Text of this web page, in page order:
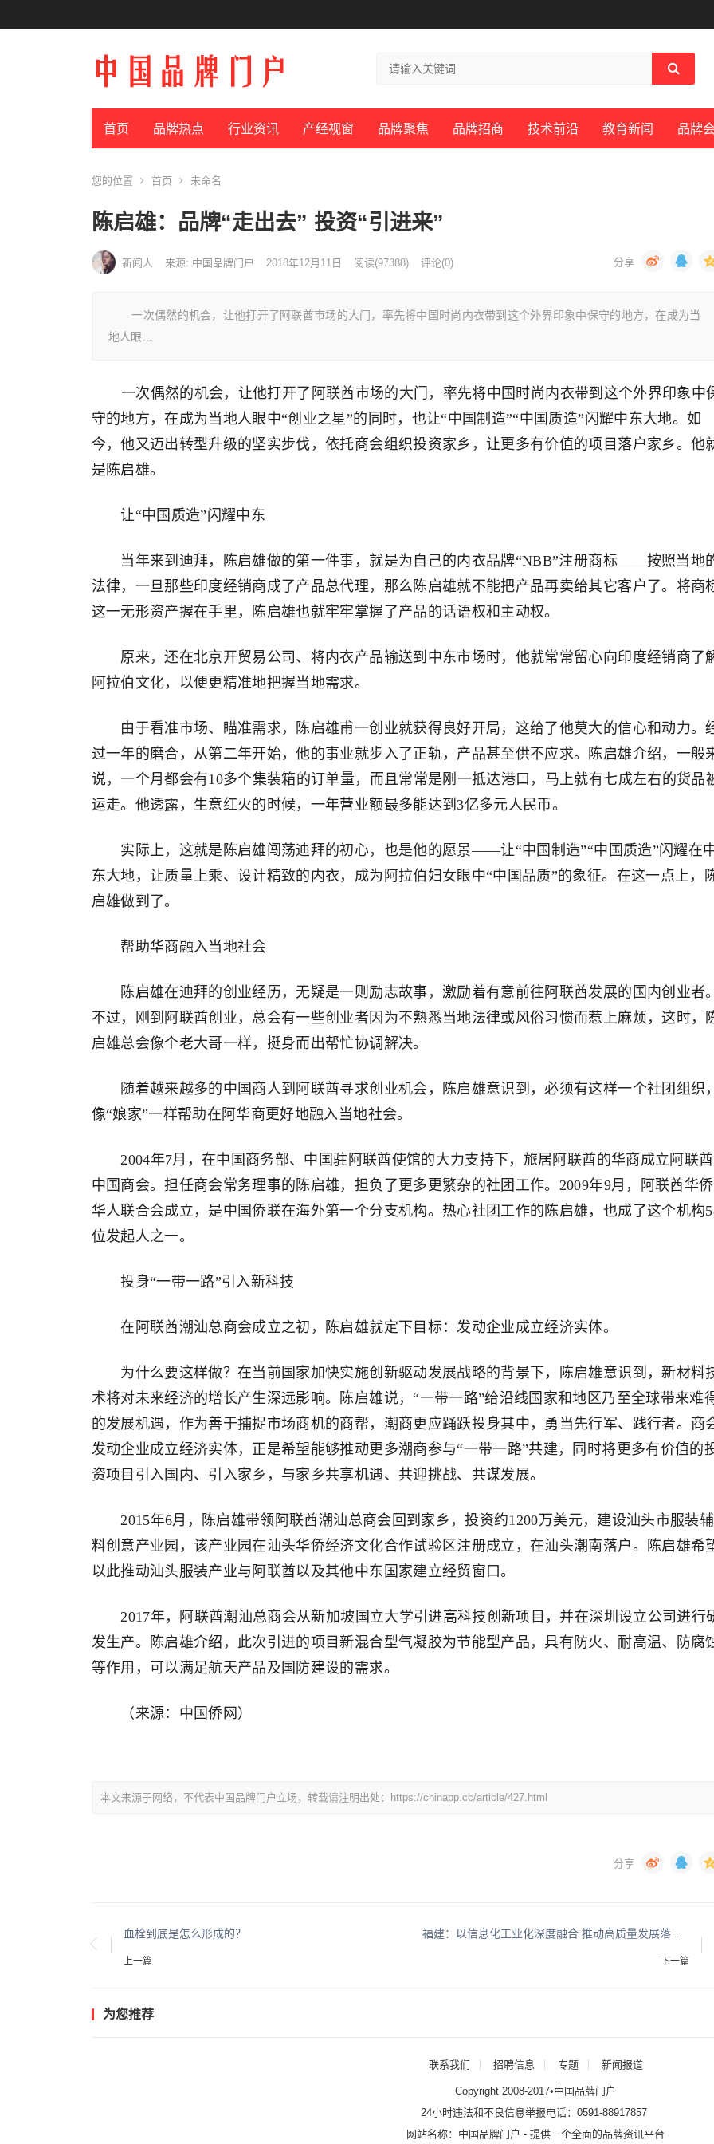
首页 品牌热点 行业资讯 产经视窗 品牌聚焦 品牌招商 技术前沿 教育新闻 品牌
您的位置 首页 未命名
陈启雄：品牌“走出去” 投资“引进来”
新闻人 来源: 中国品牌门户 2018年12月11日 阅读(97388) 评论(0)
一次偶然的机会，让他打开了阿联酋市场的大门，率先将中国时尚内衣带到这个外界印象中保守的地方，在成为当
地人眼…
一次偶然的机会，让他打开了阿联酋市场的大门，率先将中国时尚内衣带到这个外界印象中
守的地方，在成为当地人眼中“创业之星”的同时，也让“中国制造”“中国质造”闪耀中东大地。如
今，他又迈出转型升级的坚实步伐，依托商会组织投资家乡，让更多有价值的项目落户家乡。他
是陈启雄。
让“中国质造”闪耀中东
当年来到迪拜，陈启雄做的第一件事，就是为自己的内衣品牌“NBB”注册商标——按照当地
法律，一旦那些印度经销商成了产品总代理，那么陈启雄就不能把产品再卖给其它客户了。将商
这一无形资产握在手里，陈启雄也就牢牢掌握了产品的话语权和主动权。
原来，还在北京开贸易公司、将内衣产品输送到中东市场时，他就常常留心向印度经销商了
阿拉伯文化，以便更精准地把握当地需求。
由于看准市场、瞄准需求，陈启雄甫一创业就获得良好开局，这给了他莫大的信心和动力。
过一年的磨合，从第二年开始，他的事业就步入了正轨，产品甚至供不应求。陈启雄介绍，一般
说，一个月都会有10多个集装箱的订单量，而且常常是刚一抵达港口，马上就有七成左右的货品
运走。他透露，生意红火的时候，一年营业额最多能达到3亿多元人民币。
实际上，这就是陈启雄闯荡迪拜的初心，也是他的愿景——让“中国制造”“中国质造”闪耀在
东大地，让质量上乘、设计精致的内衣，成为阿拉伯妇女眼中“中国品质”的象征。在这一点上，
启雄做到了。
帮助华商融入当地社会
陈启雄在迪拜的创业经历，无疑是一则励志故事，激励着有意前往阿联酋发展的国内创业者。
不过，刚到阿联酋创业，总会有一些创业者因为不熟悉当地法律或风俗习惯而惹上麻烦，这时，
启雄总会像个老大哥一样，挺身而出帮忙协调解决。
随着越来越多的中国商人到阿联酋寻求创业机会，陈启雄意识到，必须有这样一个社团组织，
像“娘家”一样帮助在阿华商更好地融入当地社会。
2004年7月，在中国商务部、中国驻阿联酋使馆的大力支持下，旅居阿联酋的华商成立阿联酋
中国商会。担任商会常务理事的陈启雄，担负了更多更繁杂的社团工作。2009年9月，阿联酋华侨
华人联合会成立，是中国侨联在海外第一个分支机构。热心社团工作的陈启雄，也成了这个机构
位发起人之一。
投身“一带一路”引入新科技
在阿联酋潮汕总商会成立之初，陈启雄就定下目标：发动企业成立经济实体。
为什么要这样做？在当前国家加快实施创新驱动发展战略的背景下，陈启雄意识到，新材料
术将对未来经济的增长产生深远影响。陈启雄说，“一带一路”给沿线国家和地区乃至全球带来难
的发展机遇，作为善于捕捉市场商机的商帮，潮商更应踊跃投身其中，勇当先行军、践行者。商
发动企业成立经济实体，正是希望能够推动更多潮商参与“一带一路”共建，同时将更多有价值的
资项目引入国内、引入家乡，与家乡共享机遇、共迎挑战、共谋发展。
2015年6月，陈启雄带领阿联酋潮汕总商会回到家乡，投资约1200万美元，建设汕头市服装辅
料创意产业园，该产业园在汕头华侨经济文化合作试验区注册成立，在汕头潮南落户。陈启雄希
以此推动汕头服装产业与阿联酋以及其他中东国家建立经贸窗口。
2017年，阿联酋潮汕总商会从新加坡国立大学引进高科技创新项目，并在深圳设立公司进行
发生产。陈启雄介绍，此次引进的项目新混合型气凝胶为节能型产品，具有防火、耐高温、防腐
等作用，可以满足航天产品及国防建设的需求。
（来源：中国侨网）
本文来源于网络，不代表中国品牌门户立场，转载请注明出处：https://chinapp.cc/article/427.html
血栓到底是怎么形成的？
上一篇
福建：以信息化工业化深度融合 推动高质量发展落实赶超
下一篇
为您推荐
联系我们 招聘信息 专题 新闻报道
Copyright 2008-2017•中国品牌门户
24小时违法和不良信息举报电话：0591-88917857
网站名称：中国品牌门户 - 提供一个全面的品牌资讯平台